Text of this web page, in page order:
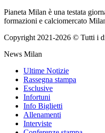
Pianeta Milan è una testata
formazioni e calciomercato
Copyright 2021-2026 © Tutti i
News Milan
Ultime Notizie
Rassegna stampa
Esclusive
Infortuni
Info Biglietti
Allenamenti
Interviste